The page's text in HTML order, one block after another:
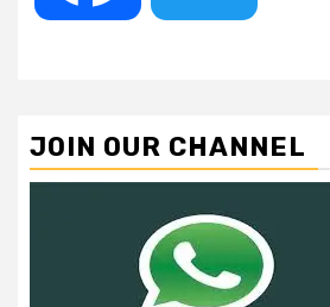
JOIN OUR CHANNEL